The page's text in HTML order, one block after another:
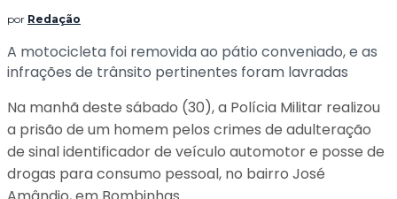
por Redação
A motocicleta foi removida ao pátio conveniado, e as
infrações de trânsito pertinentes foram lavradas
Na manhã deste sábado (30), a Polícia Militar realizou
a prisão de um homem pelos crimes de adulteração
de sinal identificador de veículo automotor e posse de
drogas para consumo pessoal, no bairro José